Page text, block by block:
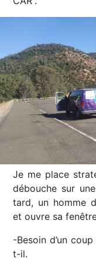
Je me place
débouche sur
tard, un homme
et ouvre sa
-Besoin d’un
t-il.